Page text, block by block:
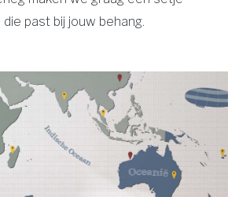
past bij jouw behang.